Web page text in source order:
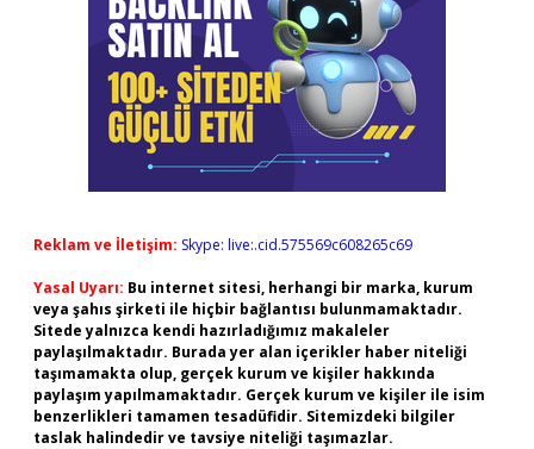
Reklam ve İletişim: Skype: live:.cid.575569c608265c69
Yasal Uyarı: Bu internet sitesi, herhangi bir marka, kurum
veya şahıs şirketi ile hiçbir bağlantısı bulunmamaktadır.
Sitede yalnızca kendi hazırladığımız makaleler
paylaşılmaktadır. Burada yer alan içerikler haber niteliği
taşımamakta olup, gerçek kurum ve kişiler hakkında
paylaşım yapılmamaktadır. Gerçek kurum ve kişiler ile isim
benzerlikleri tamamen tesadüfidir. Sitemizdeki bilgiler
taslak halindedir ve tavsiye niteliği taşımazlar.